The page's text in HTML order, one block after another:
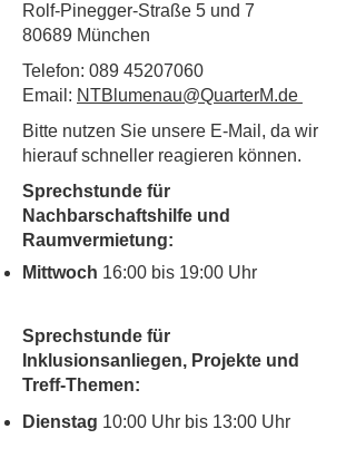
Rolf-Pinegger-Straße 5 und 7
80689 München
Telefon: 089 45207060
Email: NTBlumenau@QuarterM.de
Bitte nutzen Sie unsere E-Mail, da wir
hierauf schneller reagieren können.
Sprechstunde für
Nachbarschaftshilfe und
Raumvermietung:
Mittwoch 16:00 bis 19:00 Uhr
Sprechstunde für
Inklusionsanliegen, Projekte und
Treff-Themen:
Dienstag 10:00 Uhr bis 13:00 Uhr